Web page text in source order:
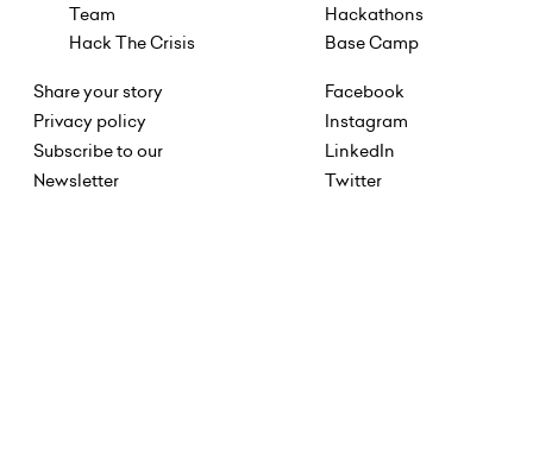
Team
Hack The Crisis
Hackathons
Base Camp
Share your story
Privacy policy
Subscribe to our
Newsletter
Facebook
Instagram
LinkedIn
Twitter